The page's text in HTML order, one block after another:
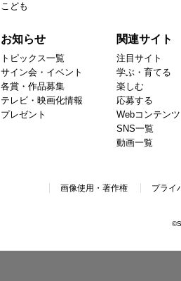
こども
お知らせ
トピックス一覧
サイン会・イベント
各賞・作品募集
テレビ・映画化情報
プレゼント
関連サイト
注目サイト
学ぶ・育てる
楽しむ
応募する
Webコンテンツ
SNS一覧
動画一覧
画像使用・著作権 プライ